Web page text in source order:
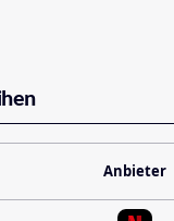
Anbieter